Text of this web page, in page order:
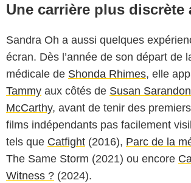
Une carrière plus discrète
Sandra Oh a aussi quelques
écran. Dès l’année de son départ de
médicale de Shonda Rhimes, elle
Tammy aux côtés de Susan Sarandon
McCarthy, avant de tenir des
films indépendants pas facilement
tels que Catfight (2016), Parc de la
The Same Storm (2021) ou encore
Witness ? (2024).